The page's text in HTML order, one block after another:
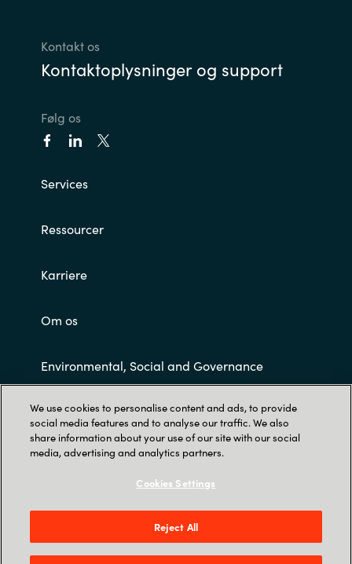
Kontakt os
Kontaktoplysninger og support
Følg os
Services
Ressourcer
Karriere
Om os
Environmental, Social and Governance
Customer Terms and Conditions
Trust Center
We use cookies to personalise content and ads, to provide
social media features and to analyse our traffic. We also
share information about your use of our site with our social
media, advertising and analytics partners.
Cookies Settings
Reject All